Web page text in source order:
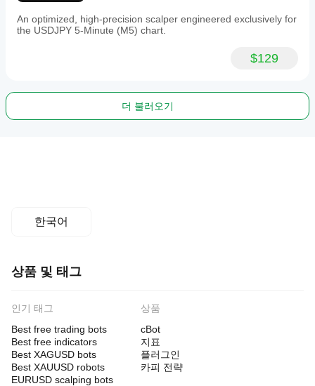
An optimized, high-precision scalper engineered exclusively for
the USDJPY 5-Minute (M5) chart.
$129
더 불러오기
한국어
상품 및 태그
인기 태그
Best free trading bots
Best free indicators
Best XAGUSD bots
Best XAUUSD robots
EURUSD scalping bots
상품
cBot
지표
플러그인
카피 전략